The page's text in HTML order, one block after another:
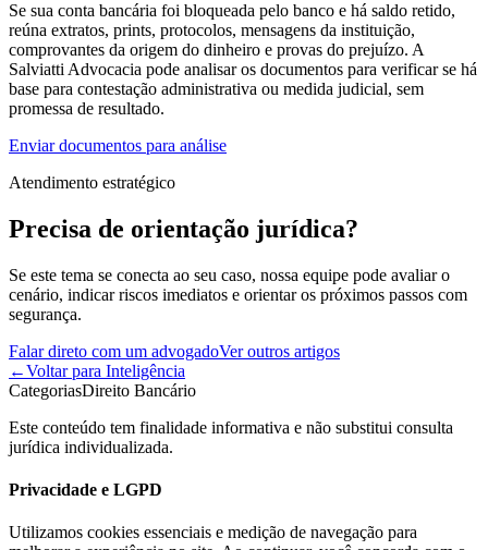
Se sua conta bancária foi bloqueada pelo banco e há saldo retido,
reúna extratos, prints, protocolos, mensagens da instituição,
comprovantes da origem do dinheiro e provas do prejuízo. A
Salviatti Advocacia pode analisar os documentos para verificar se há
base para contestação administrativa ou medida judicial, sem
promessa de resultado.
Enviar documentos para análise
Atendimento estratégico
Precisa de orientação jurídica?
Se este tema se conecta ao seu caso, nossa equipe pode avaliar o
cenário, indicar riscos imediatos e orientar os próximos passos com
segurança.
Falar direto com um advogadoVer outros artigos
←Voltar para Inteligência
CategoriasDireito Bancário
Este conteúdo tem finalidade informativa e não substitui consulta
jurídica individualizada.
Privacidade e LGPD
Utilizamos cookies essenciais e medição de navegação para